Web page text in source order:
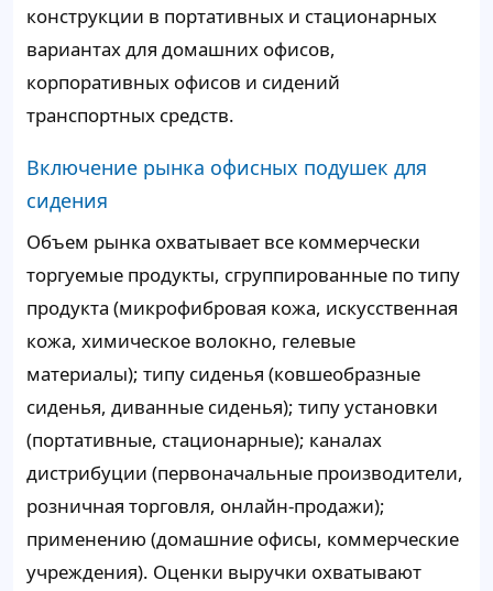
конструкции в портативных и стационарных
вариантах для домашних офисов,
корпоративных офисов и сидений
транспортных средств.
Включение рынка офисных подушек для
сидения
Объем рынка охватывает все коммерчески
торгуемые продукты, сгруппированные по типу
продукта (микрофибровая кожа, искусственная
кожа, химическое волокно, гелевые
материалы); типу сиденья (ковшеобразные
сиденья, диванные сиденья); типу установки
(портативные, стационарные); каналах
дистрибуции (первоначальные производители,
розничная торговля, онлайн-продажи);
применению (домашние офисы, коммерческие
учреждения). Оценки выручки охватывают